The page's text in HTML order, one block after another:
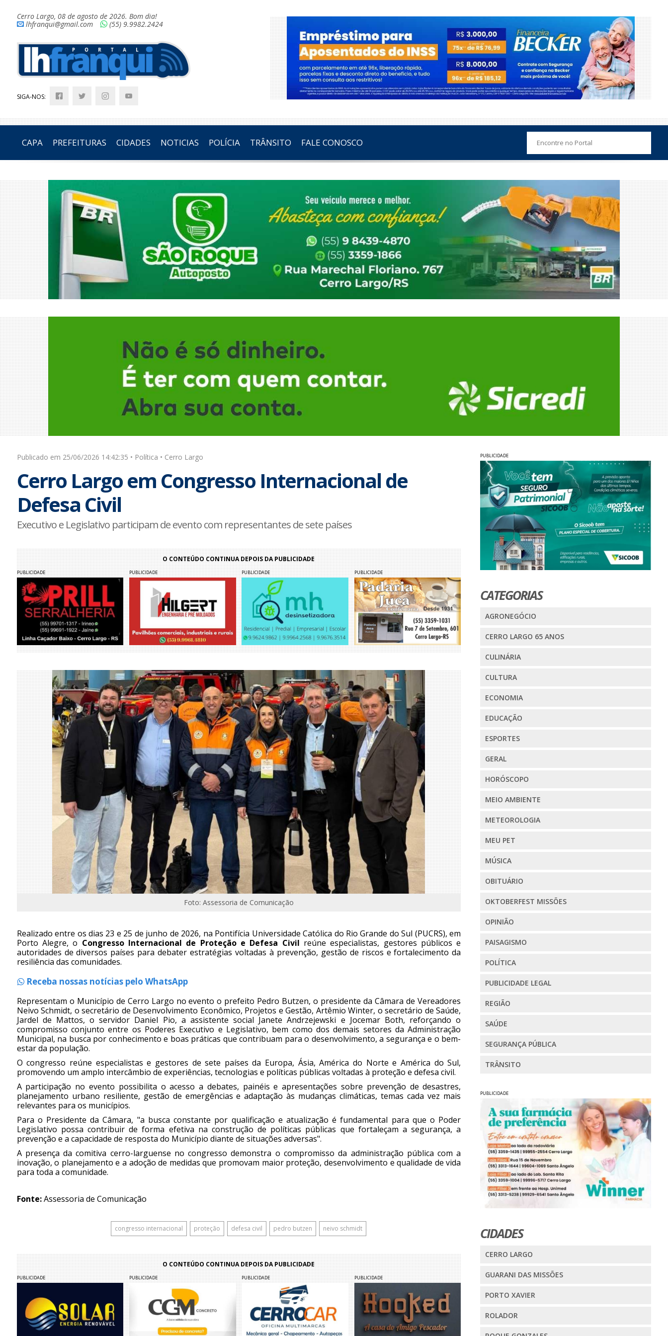
Cerro Largo, 08 de agosto de 2026. Bom dia!
lhfranqui@gmail.com
(55) 9.9982.2424
SIGA-NOS:
CAPA PREFEITURAS CIDADES NOTICIAS POLÍCIA TRÂNSITO FALE CONOSCO
Publicado em 25/06/2026 14:42:35 • Política • Cerro Largo
Cerro Largo em Congresso Internacional de
Defesa Civil
Executivo e Legislativo participam de evento com representantes de sete países
O CONTEÚDO CONTINUA DEPOIS DA PUBLICIDADE
PUBLICIDADE PUBLICIDADE PUBLICIDADE PUBLICIDADE
Foto: Assessoria de Comunicação
Realizado entre os dias 23 e 25 de junho de 2026, na Pontifícia Universidade Católica do Rio Grande do Sul (PUCRS), em
Porto Alegre, o Congresso Internacional de Proteção e Defesa Civil reúne especialistas, gestores públicos e
autoridades de diversos países para debater estratégias voltadas à prevenção, gestão de riscos e fortalecimento da
resiliência das comunidades.
Receba nossas notícias pelo WhatsApp
Representam o Município de Cerro Largo no evento o prefeito Pedro Butzen, o presidente da Câmara de Vereadores
Neivo Schmidt, o secretário de Desenvolvimento Econômico, Projetos e Gestão, Artêmio Winter, o secretário de Saúde,
Jardel de Mattos, o servidor Daniel Pio, a assistente social Janete Andrzejewski e Jocemar Both, reforçando o
compromisso conjunto entre os Poderes Executivo e Legislativo, bem como dos demais setores da Administração
Municipal, na busca por conhecimento e boas práticas que contribuam para o desenvolvimento, a segurança e o bem-
estar da população.
O congresso reúne especialistas e gestores de sete países da Europa, Ásia, América do Norte e América do Sul,
promovendo um amplo intercâmbio de experiências, tecnologias e políticas públicas voltadas à proteção e defesa civil.
A participação no evento possibilita o acesso a debates, painéis e apresentações sobre prevenção de desastres,
planejamento urbano resiliente, gestão de emergências e adaptação às mudanças climáticas, temas cada vez mais
relevantes para os municípios.
Para o Presidente da Câmara, "a busca constante por qualificação e atualização é fundamental para que o Poder
Legislativo possa contribuir de forma efetiva na construção de políticas públicas que fortaleçam a segurança, a
prevenção e a capacidade de resposta do Município diante de situações adversas".
A presença da comitiva cerro-larguense no congresso demonstra o compromisso da administração pública com a
inovação, o planejamento e a adoção de medidas que promovam maior proteção, desenvolvimento e qualidade de vida
para toda a comunidade.
Fonte:Assessoria de Comunicação
congresso internacional proteção defesa civil pedro butzen neivo schmidt
O CONTEÚDO CONTINUA DEPOIS DA PUBLICIDADE
PUBLICIDADE PUBLICIDADE PUBLICIDADE PUBLICIDADE
PUBLICIDADE
CATEGORIAS
AGRONEGÓCIO
CERRO LARGO 65 ANOS
CULINÁRIA
CULTURA
ECONOMIA
EDUCAÇÃO
ESPORTES
GERAL
HORÓSCOPO
MEIO AMBIENTE
METEOROLOGIA
MEU PET
MÚSICA
OBITUÁRIO
OKTOBERFEST MISSÕES
OPINIÃO
PAISAGISMO
POLÍTICA
PUBLICIDADE LEGAL
REGIÃO
SAÚDE
SEGURANÇA PÚBLICA
TRÂNSITO
PUBLICIDADE
CIDADES
CERRO LARGO
GUARANI DAS MISSÕES
PORTO XAVIER
ROLADOR